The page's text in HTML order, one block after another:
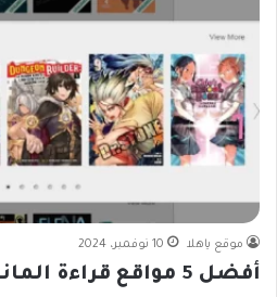
موقع ياهلا 10 نوفمبر، 2024
أفضل 5 مواقع قراءة المانجا